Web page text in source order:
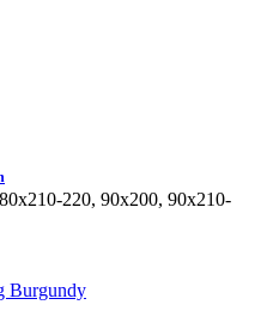
220, 90x200, 90x210-